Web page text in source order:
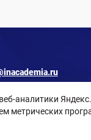
аналитики
метрических